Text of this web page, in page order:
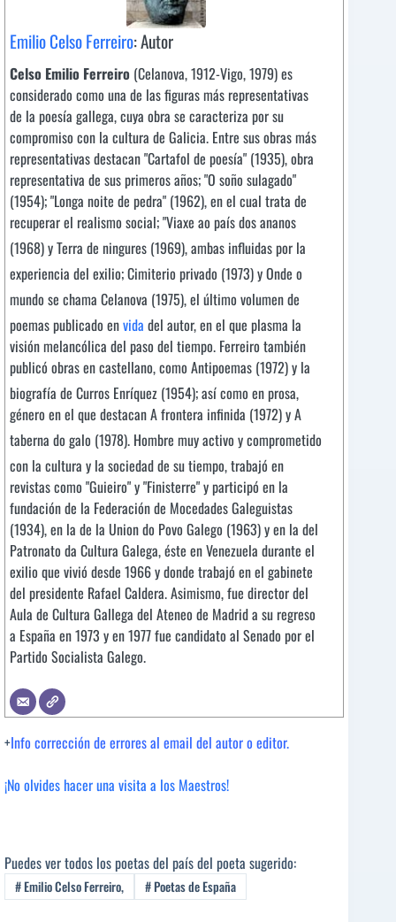
Emilio Celso Ferreiro: Autor
Celso Emilio Ferreiro (Celanova, 1912-Vigo, 1979) es
considerado como una de las figuras más representativas
de la poesía gallega, cuya obra se caracteriza por su
compromiso con la cultura de Galicia. Entre sus obras más
representativas destacan "Cartafol de poesía" (1935), obra
representativa de sus primeros años; "O soño sulagado"
(1954); "Longa noite de pedra" (1962), en el cual trata de
recuperar el realismo social; "Viaxe ao país dos ananos
(1968) y Terra de ningures (1969), ambas influidas por la
experiencia del exilio; Cimiterio privado (1973) y Onde o
mundo se chama Celanova (1975), el último volumen de
poemas publicado envida del autor, en el que plasma la
visión melancólica del paso del tiempo. Ferreiro también
publicó obras en castellano, como Antipoemas (1972) y la
biografía de Curros Enríquez (1954); así como en prosa,
género en el que destacan A frontera infinida (1972) y A
taberna do galo (1978). Hombre muy activo y comprometido
con la cultura y la sociedad de su tiempo, trabajó en
revistas como "Guieiro" y "Finisterre" y participó en la
fundación de la Federación de Mocedades Galeguistas
(1934), en la de la Union do Povo Galego (1963) y en la del
Patronato da Cultura Galega, éste en Venezuela durante el
exilio que vivió desde 1966 y donde trabajó en el gabinete
del presidente Rafael Caldera. Asimismo, fue director del
Aula de Cultura Gallega del Ateneo de Madrid a su regreso
a España en 1973 y en 1977 fue candidato al Senado por el
Partido Socialista Galego.
+Info corrección de errores al email del autor o editor.
¡No olvides hacer una visita a los Maestros!
Puedes ver todos los poetas del país del poeta sugerido:
#Emilio Celso Ferreiro, #Poetas de España